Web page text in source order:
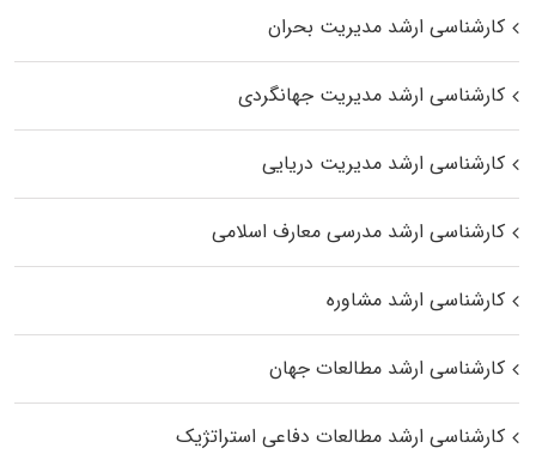
کارشناسی ارشد مدیریت بحران
کارشناسی ارشد مدیریت جهانگردی
کارشناسی ارشد مدیریت دریایی
کارشناسی ارشد مدرسی معارف اسلامی
کارشناسی ارشد مشاوره
کارشناسی ارشد مطالعات جهان
کارشناسی ارشد مطالعات دفاعی استراتژیک